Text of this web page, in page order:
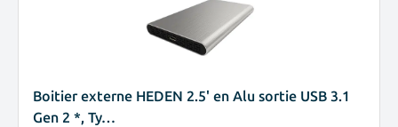
Boitier externe HEDEN 2.5' en Alu sortie USB 3.1
Gen 2 *, Ty…